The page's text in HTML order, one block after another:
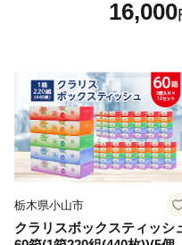
シュ リサイクル 長持 防災
倶知安町 日用品
16,000
栃木県小山市
クラリスボックスティッシ